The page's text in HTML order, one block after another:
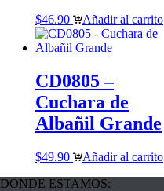
$46.90 Añadir al carrito
CD0805 –
Cuchara de
Albañil Grande
$49.90
Añadir al carrito
DONDE ESTAMOS: